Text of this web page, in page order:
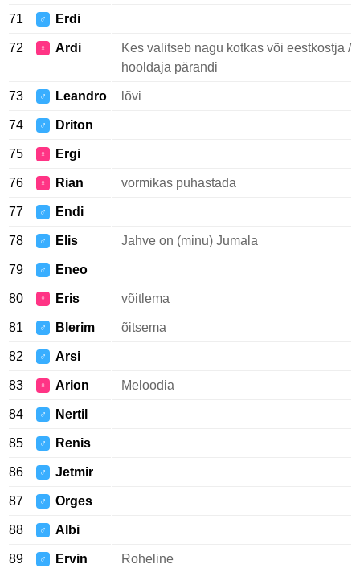
71 ♂ Erdi
72 ♀ Ardi
Kes valitseb nagu kotkas või eestkostja /
hooldaja pärandi
73 ♂ Leandro lõvi
74 ♂ Driton
75 ♀ Ergi
76 ♀ Rian vormikas puhastada
77 ♂ Endi
78 ♂ Elis Jahve on (minu) Jumala
79 ♂ Eneo
80 ♀ Eris võitlema
81 ♂ Blerim õitsema
82 ♂ Arsi
83 ♀ Arion Meloodia
84 ♂ Nertil
85 ♂ Renis
86 ♂ Jetmir
87 ♂ Orges
88 ♂ Albi
89 ♂ Ervin Roheline